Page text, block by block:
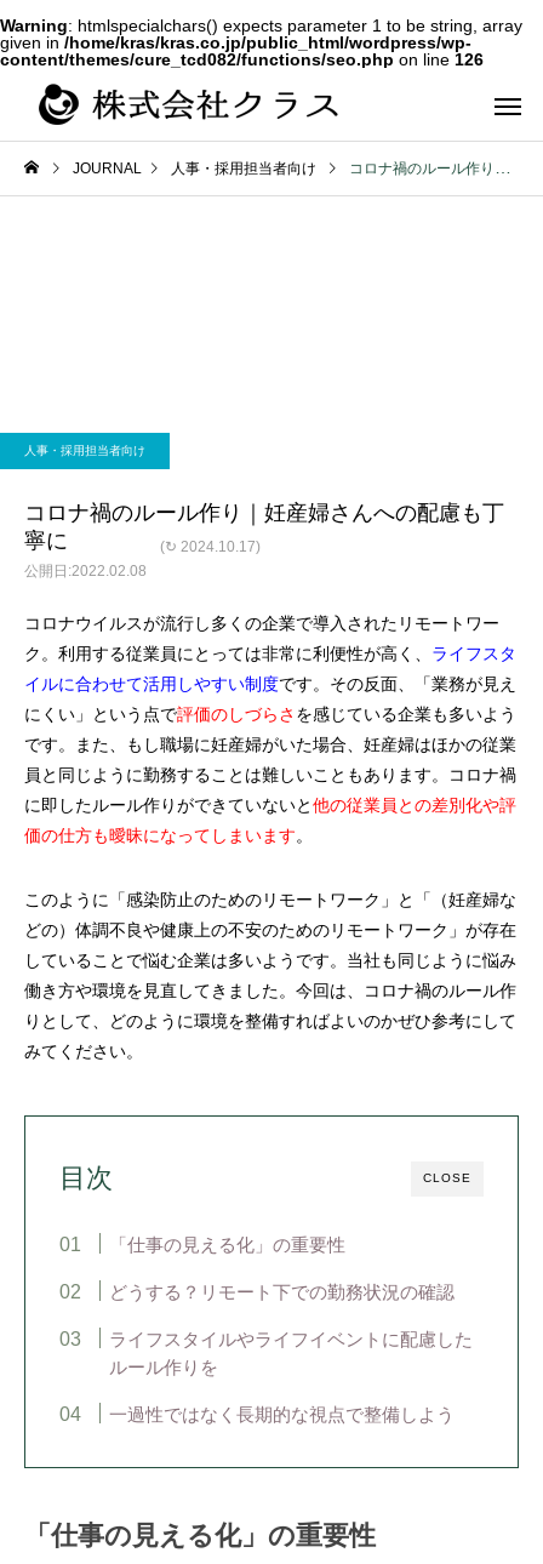
Warning: htmlspecialchars() expects parameter 1 to be string, array
given in /home/kras/kras.co.jp/public_html/wordpress/wp-
content/themes/cure_tcd082/functions/seo.php on line 126
JOURNAL 人事・採用担当者向け コロナ禍のルール作り｜妊産婦さんへの配慮も丁寧に
人事・採用担当者向け
コロナ禍のルール作り｜妊産婦さんへの配慮も丁
寧に
2022.02.08
(↻ 2024.10.17)
コロナウイルスが流行し多くの企業で導入されたリモートワー
ク。利用する従業員にとっては非常に利便性が高く、 ライフスタ
イルに合わせて活用しやすい制度です。その反面、「業務が見え
にくい」という点で評価のしづらさ を感じている企業も多いよう
です。また、もし職場に妊産婦がいた場合、妊産婦はほかの従業
員と同じように勤務することは難しいこともあります。コロナ禍
に即したルール作りができていないと他の従業員との差別化や評
価の仕方も曖昧になってしまいます。
このように「感染防止のためのリモートワーク」と「（妊産婦な
どの）体調不良や健康上の不安のためのリモートワーク」が存在
していることで悩む企業は多いようです。当社も同じように悩み
働き方や環境を見直してきました。今回は、コロナ禍のルール作
りとして、どのように環境を整備すればよいのかぜひ参考にして
みてください。
CLOSE
目次
「仕事の見える化」の重要性
どうする？リモート下での勤務状況の確認
ライフスタイルやライフイベントに配慮した
ルール作りを
一過性ではなく長期的な視点で整備しよう
「仕事の見える化」の重要性